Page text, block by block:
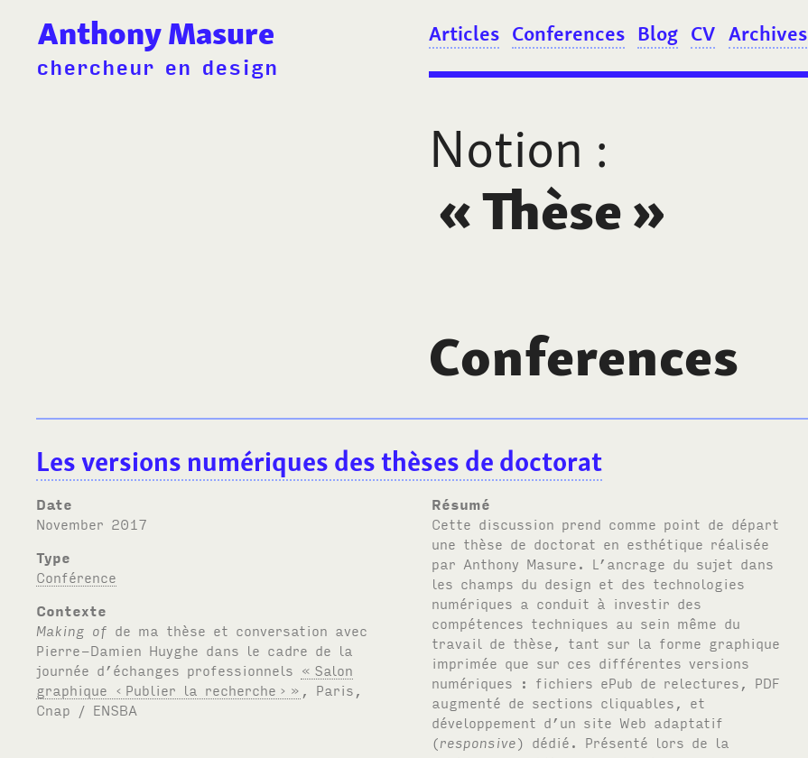
Anthony Masure
chercheur en design
Articles Conferences Blog CV Archives
Notion :
«Thèse»
Conferences
Les versions numériques des thèses de doctorat
Date
November 2017
Type
Conférence
Contexte
Making of de ma thèse et conversation avec
Pierre-Damien Huyghe dans le cadre de la
journée d’échanges professionnels « Salon
graphique ‹ Publier la recherche › »
, Paris,
Cnap / ENSBA
Résumé
Cette discussion prend comme point de départ
une thèse de doctorat en esthétique réalisée
par Anthony Masure. L’ancrage du sujet dans
les champs du design et des technologies
numériques a conduit à investir des
compétences techniques au sein même du
travail de thèse, tant sur la forme graphique
imprimée que sur ces différentes versions
numériques : fichiers ePub de relectures, PDF
augmenté de sections cliquables, et
développement d’un site Web adaptatif
(responsive) dédié. Présenté lors de la